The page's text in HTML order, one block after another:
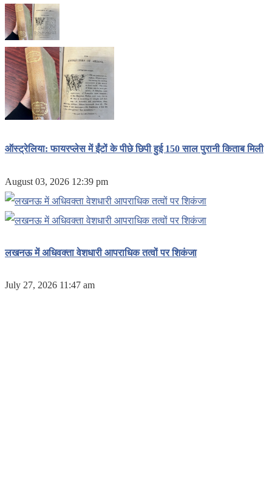
ऑस्ट्रेलिया: फायरप्लेस में ईंटों के पीछे छिपी हुई 150 साल पुरानी किताब मिली
August 03, 2026 12:39 pm
लखनऊ में अधिवक्ता वेशधारी आपराधिक तत्वों पर शिकंजा
July 27, 2026 11:47 am